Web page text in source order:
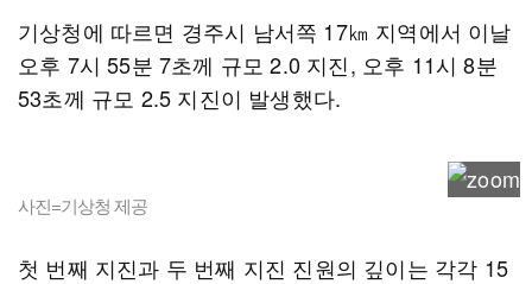
기상청에 따르면 경주시 남서쪽 17㎞ 지역에서 이날
오후 7시 55분 7초께 규모 2.0 지진, 오후 11시 8분
53초께 규모 2.5 지진이 발생했다.
사진=기상청 제공
첫 번째 지진과 두 번째 지진 진원의 깊이는 각각 15